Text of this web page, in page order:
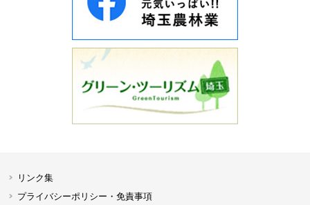
リンク集
プライバシーポリシー・免責事項